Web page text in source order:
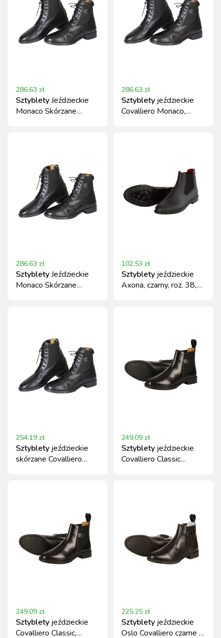
286.63 zł
SztybletyJeździeckie
Monaco Skórzane
286.63 zł
Sztyblety jeździeckie
Covalliero Monaco,
286.63 zł
SztybletyJeździeckie
Monaco Skórzane
102.53 zł
Sztyblety jeździeckie
Axona, czarny, roz. 38,
254.19 zł
Sztyblety jeździeckie
skórzane Covalliero
249.09 zł
Sztyblety jeździeckie
Covalliero Classic
249.09 zł
Sztyblety jeździeckie
Covalliero Classic,
225.25 zł
Sztyblety jeździeckie
Oslo Covalliero czarne r.